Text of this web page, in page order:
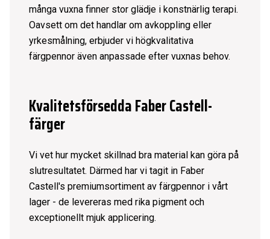
många vuxna finner stor glädje i konstnärlig terapi.
Oavsett om det handlar om avkoppling eller
yrkesmålning, erbjuder vi högkvalitativa
färgpennor även anpassade efter vuxnas behov.
Kvalitetsförsedda Faber Castell-
färger
Vi vet hur mycket skillnad bra material kan göra på
slutresultatet. Därmed har vi tagit in Faber
Castell's premiumsortiment av färgpennor i vårt
lager - de levereras med rika pigment och
exceptionellt mjuk applicering.